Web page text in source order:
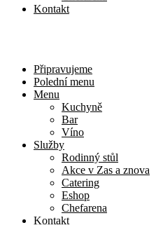
Kontakt
Připravujeme
Polední menu
Menu
Kuchyně
Bar
Víno
Služby
Rodinný stůl
Akce v Zas a znova
Catering
Eshop
Chefarena
Kontakt